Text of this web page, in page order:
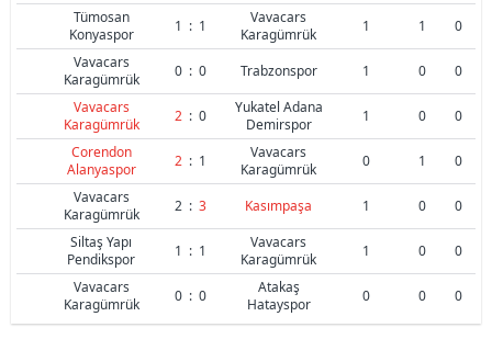
Tümosan
Konyaspor
1 : 1
Vavacars
Karagümrük
1 1
0
Vavacars
Karagümrük
0 : 0 Trabzonspor 1 0
0
Vavacars
Karagümrük
2 : 0
Yukatel Adana
Demirspor
1 0
0
Corendon
Alanyaspor
2 : 1
Vavacars
Karagümrük
0 1
0
Vavacars
Karagümrük
2 : 3 Kasımpaşa 1 0
0
Siltaş Yapı
Pendikspor
1 : 1
Vavacars
Karagümrük
1 0
0
Vavacars
Karagümrük
0 : 0
Atakaş
Hatayspor
0 0 0